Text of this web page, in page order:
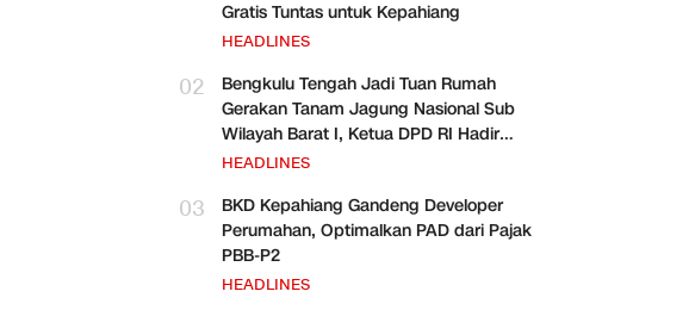
Gratis Tuntas untuk Kepahiang
HEADLINES
02
Bengkulu Tengah Jadi Tuan Rumah
Gerakan Tanam Jagung Nasional Sub
Wilayah Barat I, Ketua DPD RI Hadir
Bersama Para Pejabat Pusat
HEADLINES
03
BKD Kepahiang Gandeng Developer
Perumahan, Optimalkan PAD dari Pajak
PBB-P2
HEADLINES